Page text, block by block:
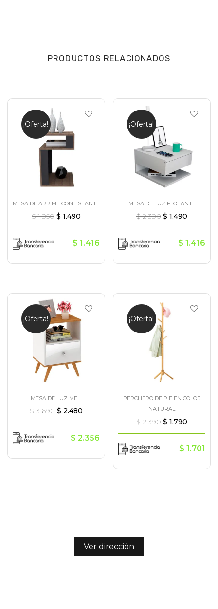
PRODUCTOS RELACIONADOS
¡Oferta!
MESA DE ARRIME CON ESTANTE
$1.950 $ 1.490
$ 1.416
¡Oferta!
MESA DE LUZ FLOTANTE
$2.390 $ 1.490
$ 1.416
¡Oferta!
MESA DE LUZ MELI
$3.690 $ 2.480
$ 2.356
¡Oferta!
PERCHERO DE PIE EN COLOR
NATURAL
$2.390 $ 1.790
$ 1.701
Ver dirección